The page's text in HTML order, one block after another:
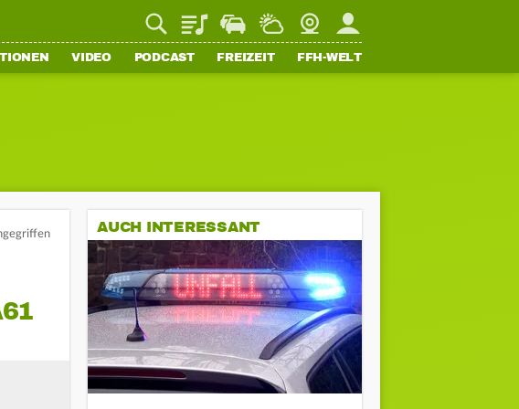
PlaylistStaupilotWetterWebcamMein FFH
VIDEO PODCAST FREIZEIT FFH-WELT
AUCH INTERESSANT